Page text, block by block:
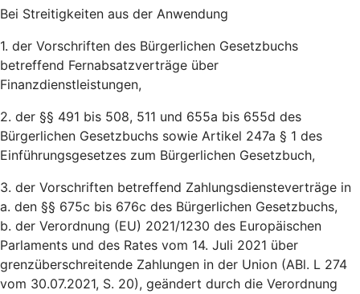
Bei Streitigkeiten aus der Anwendung
1. der Vorschriften des Bürgerlichen Gesetzbuchs
betreffend Fernabsatzverträge über
Finanzdienstleistungen,
2. der §§ 491 bis 508, 511 und 655a bis 655d des
Bürgerlichen Gesetzbuchs sowie Artikel 247a § 1 des
Einführungsgesetzes zum Bürgerlichen Gesetzbuch,
3. der Vorschriften betreffend Zahlungsdiensteverträge in
a. den §§ 675c bis 676c des Bürgerlichen Gesetzbuchs,
b. der Verordnung (EU) 2021/1230 des Europäischen
Parlaments und des Rates vom 14. Juli 2021 über
grenzüberschreitende Zahlungen in der Union (ABl. L 274
vom 30.07.2021, S. 20), geändert durch die Verordnung